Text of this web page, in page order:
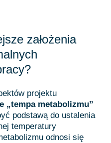
założenia
projektu
„tempa metabolizmu”
podstawą do ustalenia
temperatury
odnosi się